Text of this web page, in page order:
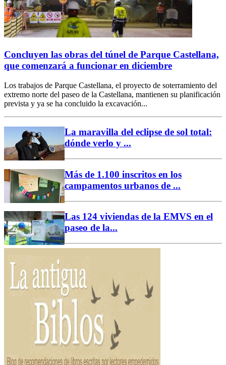
Concluyen las obras del túnel de Parque Castellana,
que comenzará a funcionar en diciembre
Los trabajos de Parque Castellana, el proyecto de soterramiento del
extremo norte del paseo de la Castellana, mantienen su planificación
prevista y ya se ha concluido la excavación...
La maravilla del eclipse de sol total:
dónde verlo y ...
Más de 1.100 inscritos en los
campamentos urbanos de ...
Las 124 viviendas de la EMVS en el
paseo de la...